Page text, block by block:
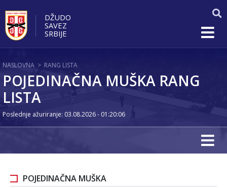
DŽUDO
SAVEZ
SRBIJE
NASLOVNA > RANG LISTA
POJEDINAČNA MUŠKA RANG
LISTA
Poslednje ažuriranje: 03.08.2026 - 01:20:06
POJEDINAČNA MUŠKA